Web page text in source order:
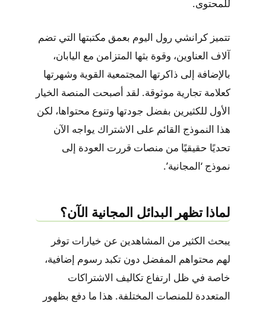
للمحتوى.
تتميز كرانشي رول اليوم بعمق مكتبتها التي تضم
آلاف العناوين، وقوة بثها المتزامن مع اليابان،
بالإضافة إلى ذاكرتها المجتمعية القوية وشهرتها
كعلامة تجارية موثوقة. لقد أصبحت المنصة الخيار
الأول للكثيرين بفضل جودتها وتنوع محتواها، لكن
هذا النموذج القائم على الاشتراك يواجه الآن
تحديًا حقيقيًا من منصات قررت العودة إلى
نموذج ‘المجانية’.
لماذا تظهر البدائل المجانية الآن؟
يبحث الكثير من المشاهدين عن خيارات توفر
لهم محتواهم المفضل دون تكبد رسوم إضافية،
خاصة في ظل ارتفاع تكاليف الاشتراكات
المتعددة للمنصات المختلفة. هذا ما دفع بظهور